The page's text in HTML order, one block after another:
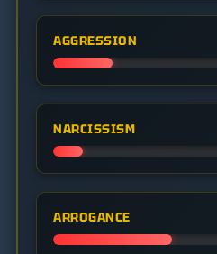
AGGRESSION
NARCISSISM
ARROGANCE